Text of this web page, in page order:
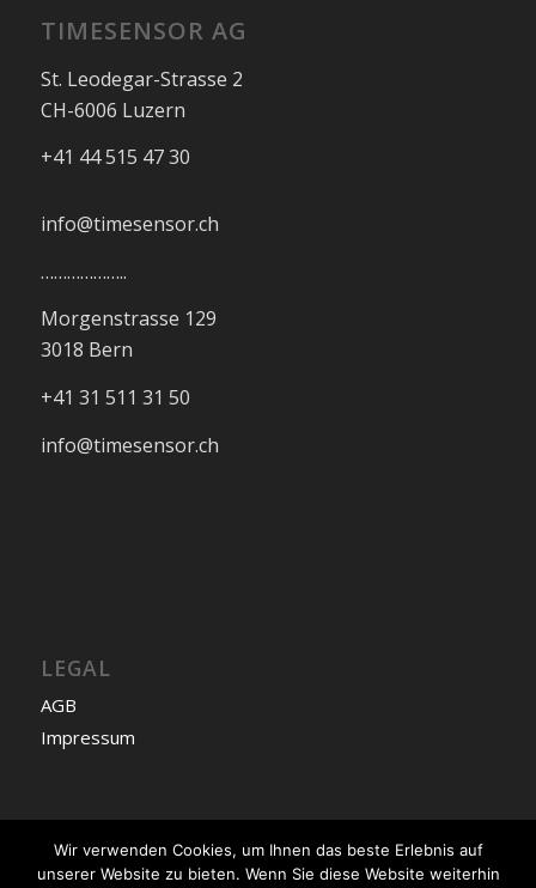
TIMESENSOR AG
St. Leodegar-Strasse 2
CH-6006 Luzern
+41 44 515 47 30
info@timesensor.ch
………………..
Morgenstrasse 129
3018 Bern
+41 31 511 31 50
info@timesensor.ch
LEGAL
AGB
Impressum
Deutsch
Wir verwenden Cookies, um Ihnen das beste Erlebnis auf
unserer Website zu bieten. Wenn Sie diese Website weiterhin